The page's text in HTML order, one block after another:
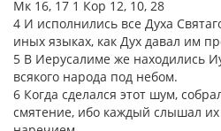
Мк 16, 17 1 Кор 12, 10, 28
4 И исполнились все Духа
иных языках, как Дух давал им
5 В Иерусалиме же находились
всякого народа под небом.
6 Когда сделался этот шум,
смятение, ибо каждый слышал